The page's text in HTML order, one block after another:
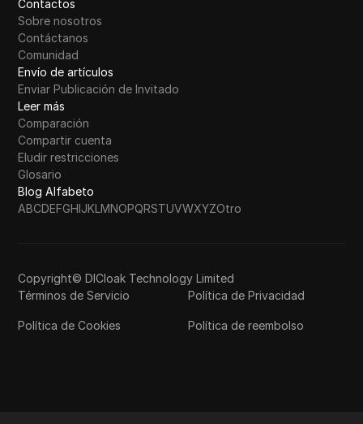
Contactos
Sobre nosotros
Contáctanos
Comunidad
Envío de artículos
Enviar Publicación de Invitado
Leer más
Comparación
Compartir cuenta
Eludir restricciones
Glosario
Blog Alfabeto
ABCDEFGHIJKLMNOPQRSTUVWXYZOtro
Copyright© DICloak Technology Limited
Términos de Servicio
Política de Privacidad
Política de Cookies Política de reembolso